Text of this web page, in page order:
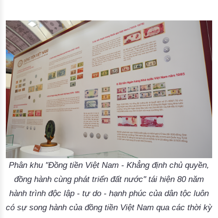
Phân khu "Đồng tiền Việt Nam - Khẳng định chủ quyền,
đồng hành cùng phát triển đất nước" tái hiện 80 năm
hành trình độc lập - tự do - hạnh phúc của dân tộc luôn
có sự song hành của đồng tiền Việt Nam qua các thời kỳ